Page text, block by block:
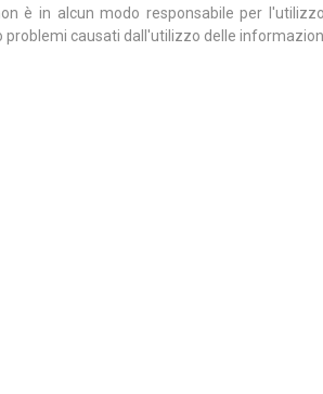
è in alcun modo responsabile per
problemi causati dall'utilizzo delle